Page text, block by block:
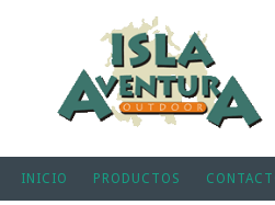
INICIO PRODUCTOS